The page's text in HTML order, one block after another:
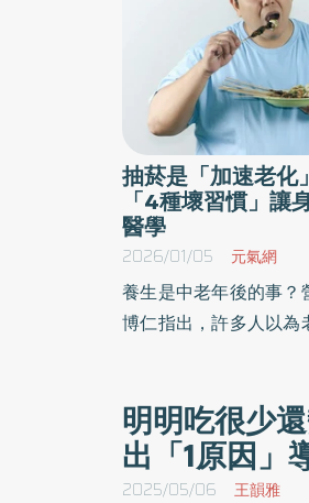
抽菸是「加速老化
「4種壞習慣」讓
醫學
2026/01/05 元氣網
養生是中老年後的事？
博仁指出，許多人以為
細胞老化。《優活健
化，必須現在就調整生
明明吃很少
出「1原因」
2025/05/06 王韻雅